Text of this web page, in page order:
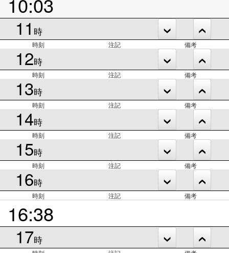
11 時
時刻 注記 備考
12時
時刻 注記 備考
13時
時刻 注記 備考
14時
時刻 注記 備考
15時
時刻 注記 備考
16時
時刻 注記 備考
16:38
17時